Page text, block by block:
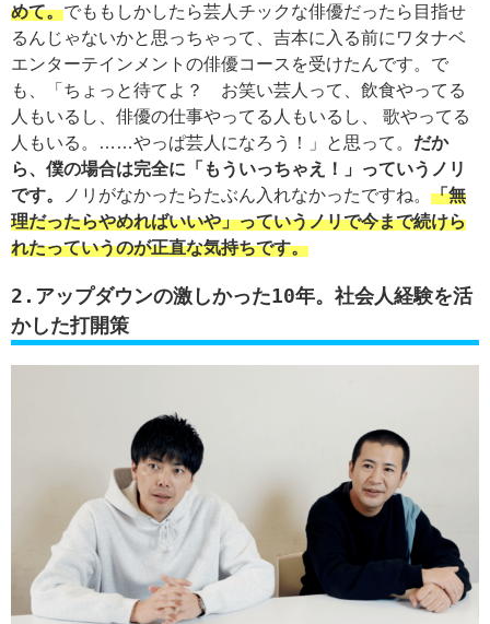
めて。でももしかしたら芸人チックな俳優だったら目指せ
るんじゃないかと思っちゃって、吉本に入る前にワタナベ
エンターテインメントの俳優コースを受けたんです。で
も、「ちょっと待てよ？ お笑い芸人って、飲食やってる
人もいるし、俳優の仕事やってる人もいるし、 歌やってる
人もいる。……やっぱ芸人になろう！」と思って。 だか
ら、僕の場合は完全に「もういっちゃえ！」っていうノリ
です。
ノリがなかったらたぶん入れなかったですね。 「無
理だったらやめればいいや」っていうノリで今まで続けら
れたっていうのが正直な気持ちです。
2.アップダウンの激しかった10年。社会人経験を活
かした打開策